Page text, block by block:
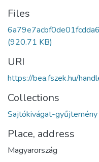
Files
(920.71 KB)
URI
https://bea.fszek.hu/
Collections
Sajtókivágat-gyűjtemény
Place, address
Magyarország